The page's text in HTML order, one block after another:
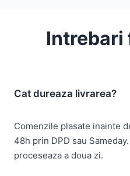
Intrebari
Cat dureaza livrarea?
Comenzile plasate inainte
48h prin DPD sau
proceseaza a doua zi.